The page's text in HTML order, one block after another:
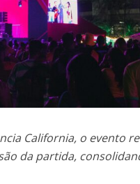
California, o evento
da partida,